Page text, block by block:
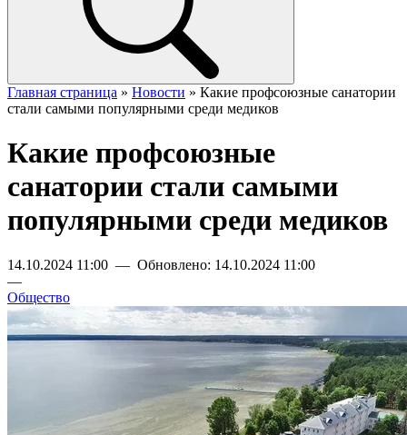
Главная страница » Новости » Какие профсоюзные санатории
стали самыми популярными среди медиков
Какие профсоюзные
санатории стали самыми
популярными среди медиков
14.10.2024 11:00 — Обновлено: 14.10.2024 11:00
—
Общество